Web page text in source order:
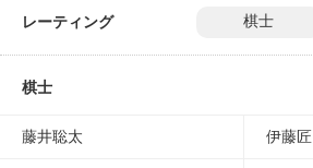
レーティング 棋士
棋士
藤井聡太 伊藤匠